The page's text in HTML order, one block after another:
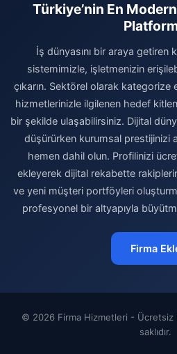
Türkiye’nin En
İş dünyasını bir araya getiren
sistemimizle, işletmenizin
çıkarın. Sektörel olarak kategorize
hizmetlerinizle ilgilenen hedef
bir şekilde ulaşabilirsiniz. Dijital
düşürürken kurumsal prestijinizi
hemen dahil olun. Profilinizi
ekleyerek dijital rekabette
ve yeni müşteri portföyleri
profesyonel bir altyapıyla
Firma
© 2026 Firma Hizmetleri - Ücretsiz
saklıdır.